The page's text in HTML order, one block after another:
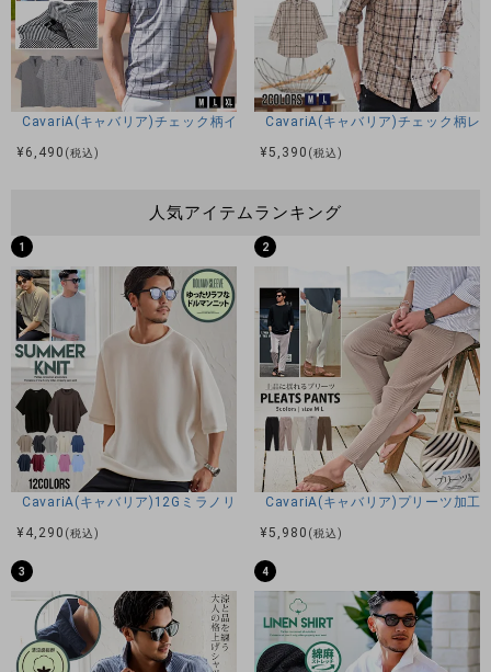
CavariA(キャバリア)チェック柄イタリアンカラー半袖ポロシャツ/全3色
¥6,490 (税込)
CavariA(キャバリア)チェック柄レ
¥5,390 (税込)
人気アイテムランキング
1
CavariA(キャバリア)12Gミラノリブクルーネックドルマンハーフスリー
¥4,290 (税込)
2
CavariA(キャバリア)プリーツ加工
¥5,980 (税込)
3 4